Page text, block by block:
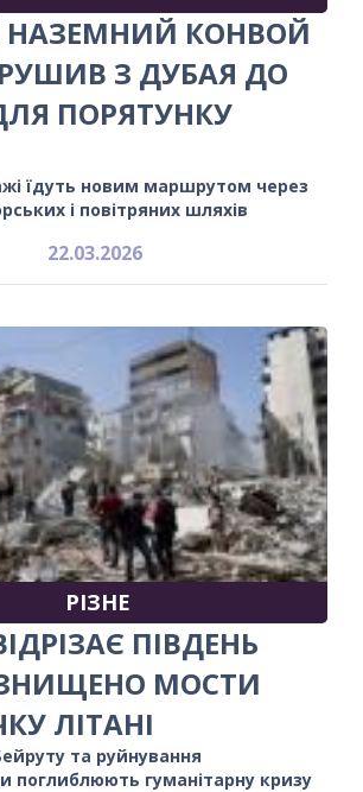
КОНВОЙ
З ДУБАЯ ДО
ПОРЯТУНКУ
їдуть новим маршрутом через
і повітряних шляхів
22.03.2026
РІЗНЕ
ПІВДЕНЬ
МОСТИ
ЛІТАНІ
та руйнування
поглиблюють гуманітарну кризу